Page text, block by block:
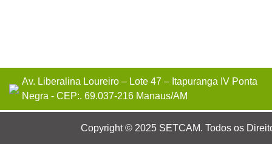
Av. Liberalina Loureiro – Lote 47 – Itapuranga IV Ponta
Negra - CEP:. 69.037-216 Manaus/AM
Copyright © 2025 SETCAM. Todos os